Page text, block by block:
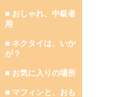
■ おしゃれ、中級者
用
■ ネクタイは、いか
が？
■ お気に入りの場所
■ マフィンと、おも